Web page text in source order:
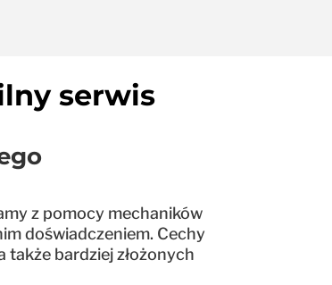
serwis
z pomocy mechaników
doświadczeniem. Cechy
także bardziej złożonych